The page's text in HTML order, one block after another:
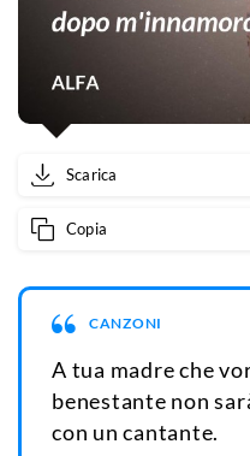
Scarica
Copia
CANZONI
A tua madre che
benestante non
con un cantante.